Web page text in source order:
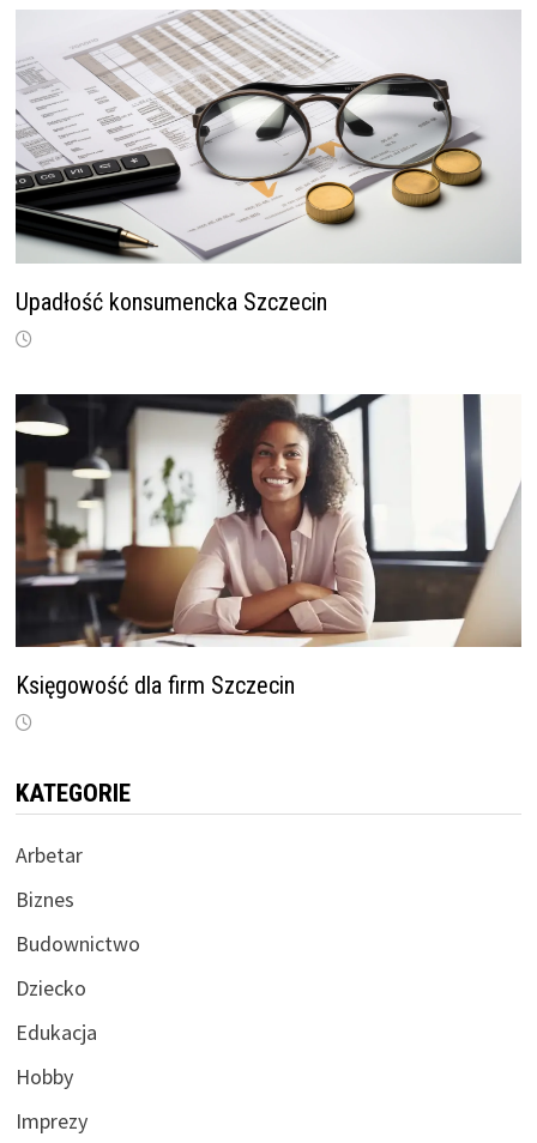
Upadłość konsumencka Szczecin
Księgowość dla firm Szczecin
KATEGORIE
Arbetar
Biznes
Budownictwo
Dziecko
Edukacja
Hobby
Imprezy